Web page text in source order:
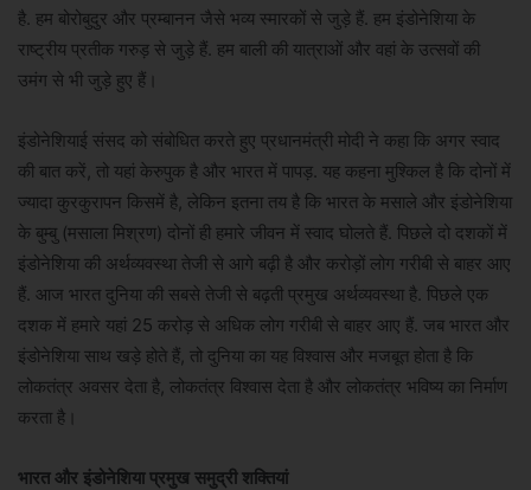
है. हम बोरोबुदुर और प्रम्बानन जैसे भव्य स्मारकों से जुड़े हैं. हम इंडोनेशिया के
राष्ट्रीय प्रतीक गरुड़ से जुड़े हैं. हम बाली की यात्राओं और वहां के उत्सवों की
उमंग से भी जुड़े हुए हैं।
इंडोनेशियाई संसद को संबोधित करते हुए प्रधानमंत्री मोदी ने कहा कि अगर स्वाद
की बात करें, तो यहां केरुपुक है और भारत में पापड़. यह कहना मुश्किल है कि दोनों में
ज्यादा कुरकुरापन किसमें है, लेकिन इतना तय है कि भारत के मसाले और इंडोनेशिया
के बुम्बु (मसाला मिश्रण) दोनों ही हमारे जीवन में स्वाद घोलते हैं. पिछले दो दशकों में
इंडोनेशिया की अर्थव्यवस्था तेजी से आगे बढ़ी है और करोड़ों लोग गरीबी से बाहर आए
हैं. आज भारत दुनिया की सबसे तेजी से बढ़ती प्रमुख अर्थव्यवस्था है. पिछले एक
दशक में हमारे यहां 25 करोड़ से अधिक लोग गरीबी से बाहर आए हैं. जब भारत और
इंडोनेशिया साथ खड़े होते हैं, तो दुनिया का यह विश्वास और मजबूत होता है कि
लोकतंत्र अवसर देता है, लोकतंत्र विश्वास देता है और लोकतंत्र भविष्य का निर्माण
करता है।
भारत और इंडोनेशिया प्रमुख समुद्री शक्तियां